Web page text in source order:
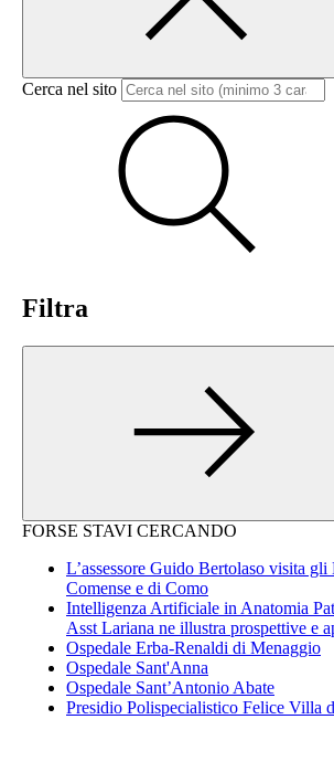
Cerca nel sito
Filtra
FORSE STAVI CERCANDO
L’assessore Guido Bertolaso visita
Comense e di Como
Intelligenza Artificiale in Anatomia
Asst Lariana ne illustra prospettive e
Ospedale Erba-Renaldi di Menaggio
Ospedale Sant'Anna
Ospedale Sant’Antonio Abate
Presidio Polispecialistico Felice Villa